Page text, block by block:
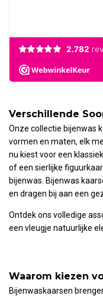
Verschillende
Onze collectie bijenwas
vormen en maten, elk
nu kiest voor een
of een sierlijke
bijenwas. Bijenwas
en dragen bij aan een
Ontdek ons volledige
een vleugje natuurlijke
Waarom kiezen
Bijenwaskaarsen